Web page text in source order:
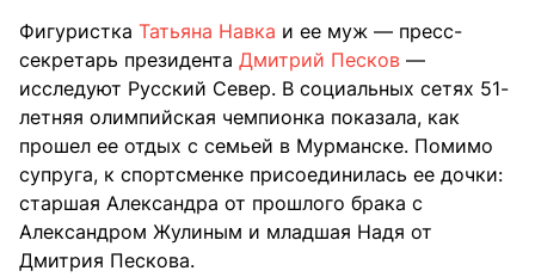
Фигуристка Татьяна Навка и ее муж — пресс-
секретарь президента Дмитрий Песков —
исследуют Русский Север. В социальных сетях 51-
летняя олимпийская чемпионка показала, как
прошел ее отдых с семьей в Мурманске. Помимо
супруга, к спортсменке присоединилась ее дочки:
старшая Александра от прошлого брака с
Александром Жулиным и младшая Надя от
Дмитрия Пескова.